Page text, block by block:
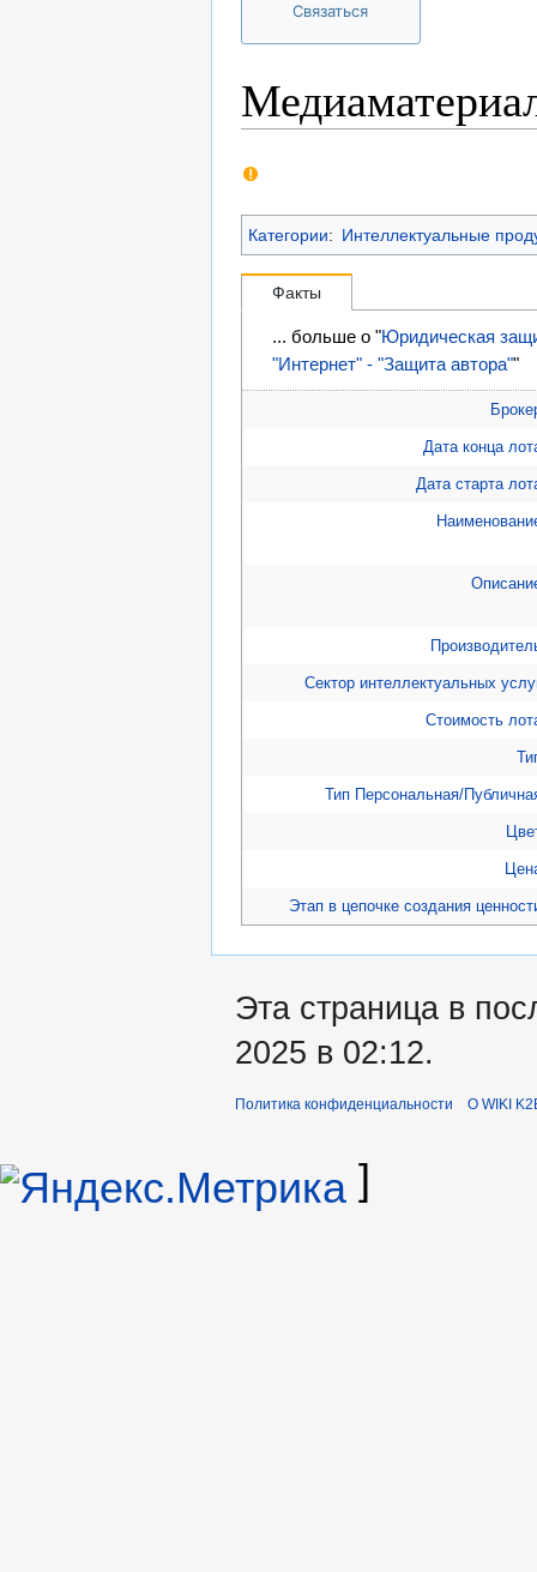
Связаться
Категории: Интеллектуальные
Факты
... больше о "Юридическая
"Интернет" - "Защита автора""
Дата конца
Дата старта
Сектор интеллектуальных
Стоимость
Тип Персональная/
Этап в цепочке создания
Эта страница в
2025 в 02:12.
Политика конфиденциальности О WIKI
]